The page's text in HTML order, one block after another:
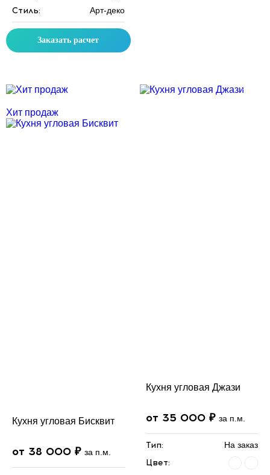
Стиль: Арт-деко
Заказать расчет
Хит продаж
Кухня угловая Бисквит
от 38 000 ₽ за п.м.
Кухня угловая Джази
от 35 000 ₽ за п.м.
Тип: На заказ
Цвет: